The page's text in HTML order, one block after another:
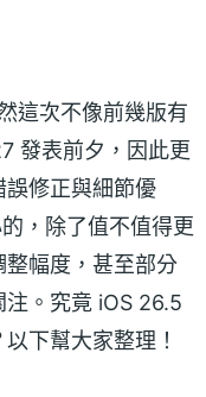
這次不像前幾版有
發表前夕，因此更
修正與細節優
，除了值不值得更
幅度，甚至部分
。究竟 iOS 26.5
下幫大家整理！